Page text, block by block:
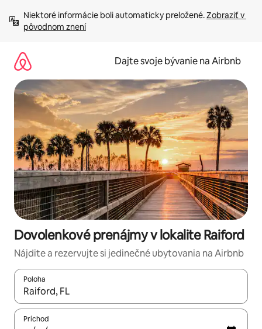
obsah.
Niektoré informácie boli automaticky preložené. Zobraziť v
pôvodnom znení
Dajte svoje bývanie na Airbnb
Dovolenkové prenájmy v lokalite Raiford
Nájdite a rezervujte si jedinečné ubytovania na Airbnb
Poloha
Keď budú výsledky k dispozícii, môžete si ich prechádzať
Príchod